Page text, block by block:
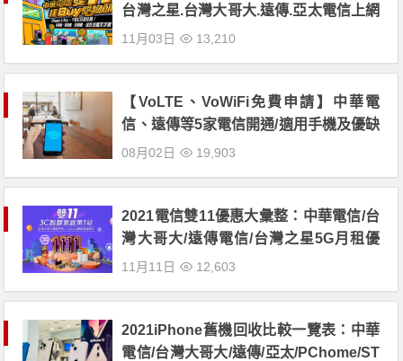
台灣之星.台灣大哥大.遠傳.亞太電信上網
吃到飽、手機、光纖網路優惠一次看
11月03日 13,210
【VoLTE、VoWiFi免費申請】中華電
信、遠傳等5家電信開通/適用手機及優缺
點總整理
08月02日 19,903
2021電信雙11優惠大彙整：中華電信/台
灣大哥大/遠傳電信/台灣之星5G月租優
惠、手機及家電折價一起看
11月11日 12,603
2021iPhone舊機回收比較一覽表：中華
電信/台灣大哥大/遠傳/亞太/PChome/ST